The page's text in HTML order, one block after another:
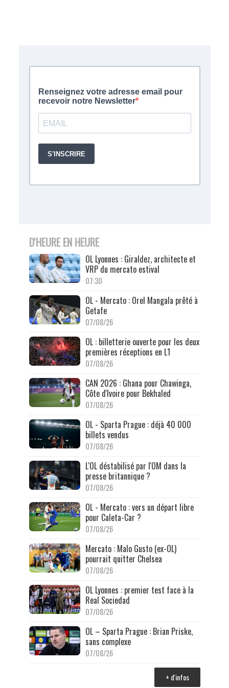
D'HEURE EN HEURE
OL Lyonnes : Giraldez, architecte et
VRP du mercato estival
07:30
OL - Mercato : Orel Mangala prêté à
Getafe
07/08/26
OL : billetterie ouverte pour les deux
premières réceptions en L1
07/08/26
CAN 2026 : Ghana pour Chawinga,
Côte d'Ivoire pour Bekhaled
07/08/26
OL - Sparta Prague : déjà 40 000
billets vendus
07/08/26
L'OL déstabilisé par l'OM dans la
presse britannique ?
07/08/26
OL - Mercato : vers un départ libre
pour Caleta-Car ?
07/08/26
Mercato : Malo Gusto (ex-OL)
pourrait quitter Chelsea
07/08/26
OL Lyonnes : premier test face à la
Real Sociedad
07/08/26
OL – Sparta Prague : Brian Priske,
sans complexe
07/08/26
+ d'infos